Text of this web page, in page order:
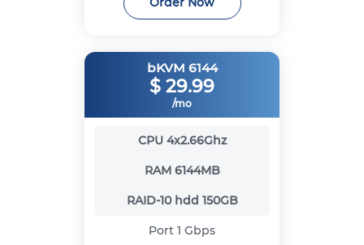
bKVM 6144
$ 29.99
/mo
CPU 4x2.66Ghz
RAM 6144MB
RAID-10 hdd 150GB
Port 1 Gbps